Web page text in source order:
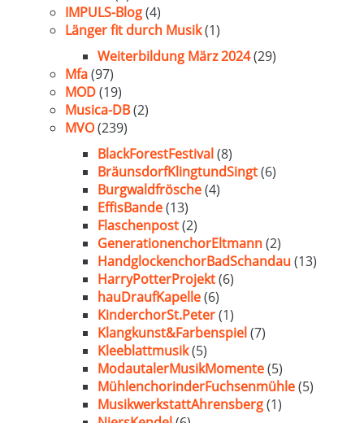
IMPULS-Blog(4)
Länger fit durch Musik(1)
Weiterbildung März 2024(29)
Mfa(97)
MOD(19)
Musica-DB(2)
MVO(239)
BlackForestFestival(8)
BräunsdorfKlingtundSingt(6)
Burgwaldfrösche(4)
EffisBande(13)
Flaschenpost(2)
GenerationenchorEltmann(2)
HandglockenchorBadSchandau(13)
HarryPotterProjekt(6)
hauDraufKapelle(6)
KinderchorSt.Peter(1)
Klangkunst&Farbenspiel(7)
Kleeblattmusik(5)
ModautalerMusikMomente(5)
MühlenchorinderFuchsenmühle(5)
MusikwerkstattAhrensberg(1)